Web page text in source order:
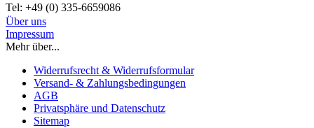
Tel: +49 (0) 335-6659086
Über uns
Impressum
Mehr über...
Widerrufsrecht & Widerrufsformular
Versand- & Zahlungsbedingungen
AGB
Privatsphäre und Datenschutz
Sitemap